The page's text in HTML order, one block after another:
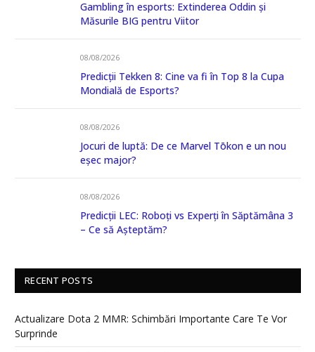
Gambling în esports: Extinderea Oddin și
Măsurile BIG pentru Viitor
08/08/2026
Predicții Tekken 8: Cine va fi în Top 8 la Cupa
Mondială de Esports?
08/08/2026
Jocuri de luptă: De ce Marvel Tōkon e un nou
eșec major?
08/08/2026
Predicții LEC: Roboți vs Experți în Săptămâna 3
– Ce să Așteptăm?
RECENT POSTS
Actualizare Dota 2 MMR: Schimbări Importante Care Te Vor
Surprinde